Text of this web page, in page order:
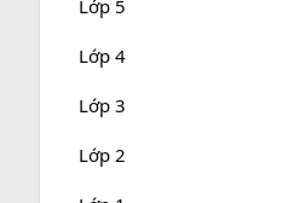
Lớp 5
Lớp 4
Lớp 3
Lớp 2